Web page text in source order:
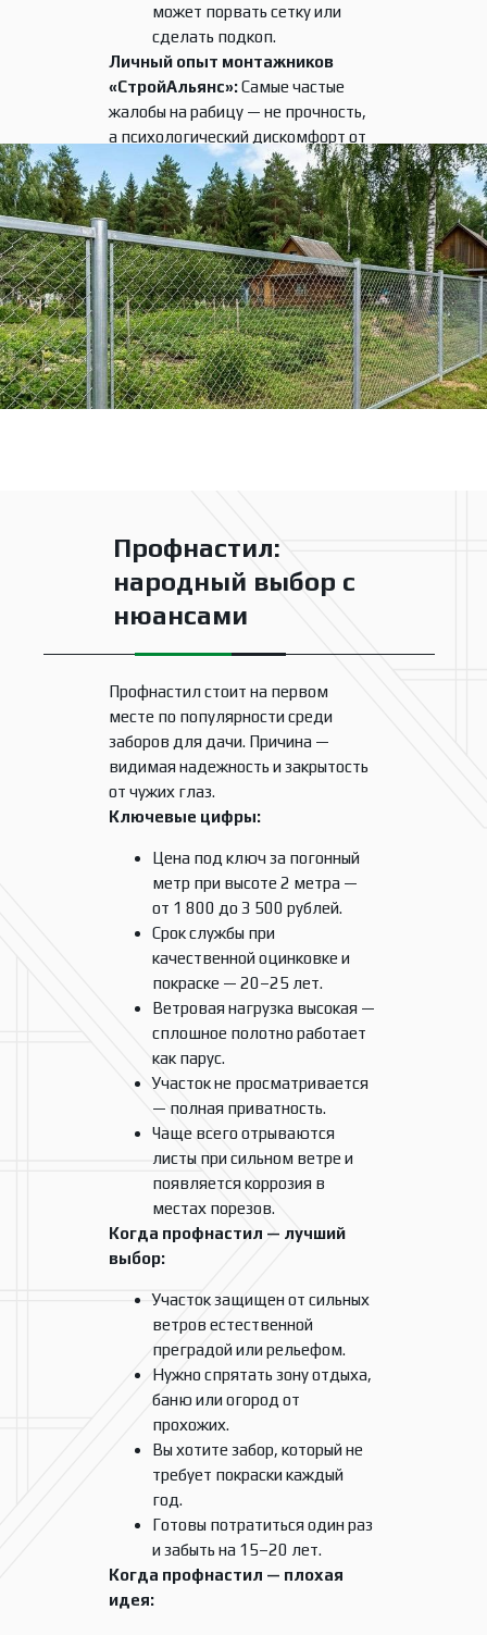
может порвать сетку или
сделать подкоп.
Личный опыт монтажников
«СтройАльянс»:Самые частые
жалобы на рабицу — не прочность,
а психологический дискомфорт от
«открытости». Если для вас это
важно — сразу смотрите в сторону
профнастила или 3D-секций.
Профнастил стоит на первом
месте по популярности среди
заборов для дачи. Причина —
видимая надежность и закрытость
от чужих глаз.
Ключевые цифры:
Цена под ключ за погонный
метр при высоте 2 метра —
от 1 800 до 3 500 рублей.
Срок службы при
качественной оцинковке и
покраске — 20–25 лет.
Ветровая нагрузка высокая —
сплошное полотно работает
как парус.
Участок не просматривается
— полная приватность.
Чаще всего отрываются
листы при сильном ветре и
появляется коррозия в
местах порезов.
Когда профнастил — лучший
выбор:
Участок защищен от сильных
ветров естественной
преградой или рельефом.
Нужно спрятать зону отдыха,
баню или огород от
прохожих.
Вы хотите забор, который не
требует покраски каждый
год.
Готовы потратиться один раз
и забыть на 15–20 лет.
Когда профнастил — плохая
идея:
Профнастил:
народный выбор с
нюансами